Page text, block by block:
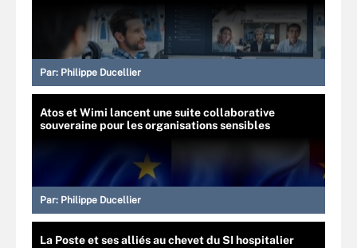
Par: Philippe Ducellier
Atos et Wimi lancent une suite collaborative
souveraine pour les organisations sensibles
Par: Philippe Ducellier
La Poste et ses alliés au chevet du SI hospitalier